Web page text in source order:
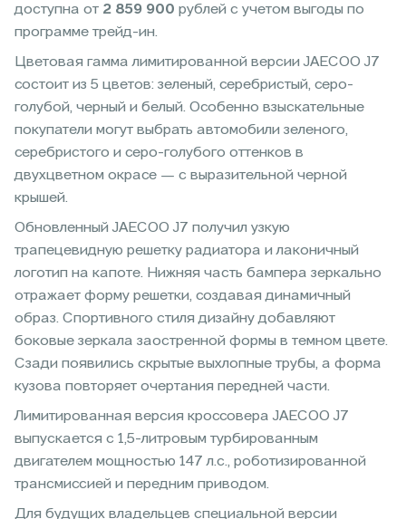
доступна от 2 859 900 рублей с учетом выгоды по
программе трейд-ин.
Цветовая гамма лимитированной версии JAECOO J7
состоит из 5 цветов: зеленый, серебристый, серо-
голубой, черный и белый. Особенно взыскательные
покупатели могут выбрать автомобили зеленого,
серебристого и серо-голубого оттенков в
двухцветном окрасе — с выразительной черной
крышей.
Обновленный JAECOO J7 получил узкую
трапецевидную решетку радиатора и лаконичный
логотип на капоте. Нижняя часть бампера зеркально
отражает форму решетки, создавая динамичный
образ. Спортивного стиля дизайну добавляют
боковые зеркала заостренной формы в темном цвете.
Сзади появились скрытые выхлопные трубы, а форма
кузова повторяет очертания передней части.
Лимитированная версия кроссовера JAECOO J7
выпускается с 1,5-литровым турбированным
двигателем мощностью 147 л.с., роботизированной
трансмиссией и передним приводом.
Для будущих владельцев специальной версии